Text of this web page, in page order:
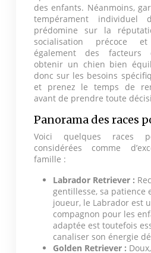
des enfants. Néanmoins,
tempérament individuel
prédomine sur la
socialisation précoce
également des facteurs
obtenir un chien bien
donc sur les besoins
et prenez le temps de
avant de prendre toute
Panorama des races
Voici quelques races
considérées comme
famille :
Labrador Retriever :
gentillesse, sa patience
joueur, le Labrador est
compagnon pour les
adaptée est toutefois
canaliser son énergie
Golden Retriever :